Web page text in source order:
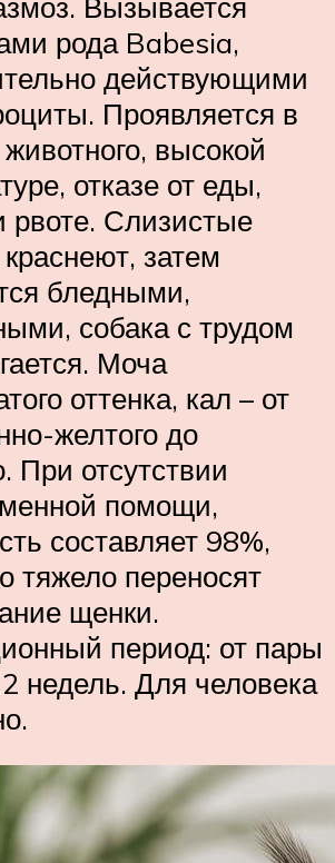
Вызывается
рода Babesia,
действующими
Проявляется в
высокой
отказе от еды,
рвоте. Слизистые
затем
бледными,
собака с трудом
Моча
оттенка, кал – от
желтого до
При отсутствии
помощи,
составляет 98%,
тяжело переносят
щенки.
период: от пары
недель. Для человека